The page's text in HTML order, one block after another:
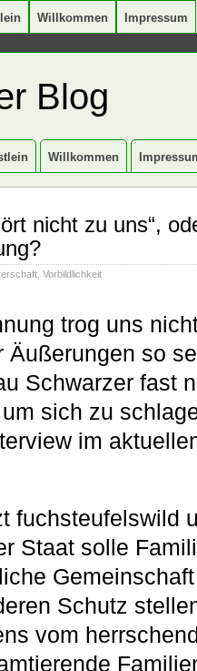
Willkommen Impressum
Blog
Willkommen
nicht zu uns“,
Vorbildlichkeit
trog uns
Äußerungen so
Schwarzer fast
sich zu
im
fuchsteufelswild
Staat solle
Schutz
vom